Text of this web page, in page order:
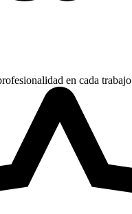
en cada trabajo